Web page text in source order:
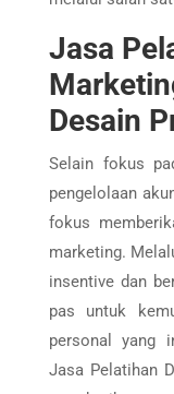
Jasa
Desain
Selain fokus
pengelolaan
fokus
marketing.
insentive dan
pas untuk
personal yang
Jasa Pelatihan